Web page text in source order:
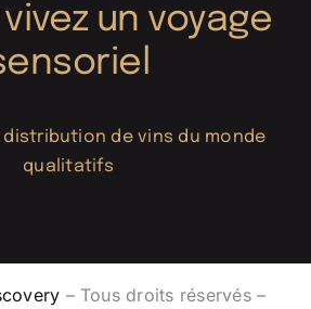
un voyage
de vins du monde
qualitatifs
– Tous droits réservés –